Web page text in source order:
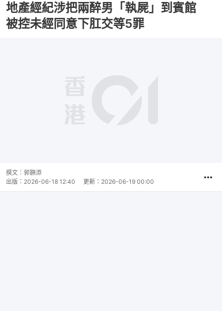
地產經紀涉把兩醉男「執屍」到賓館
被控未經同意下肛交等5罪
撰文： 郭顥添
出版： 2026-06-18 12:40 更新： 2026-06-19 00:00